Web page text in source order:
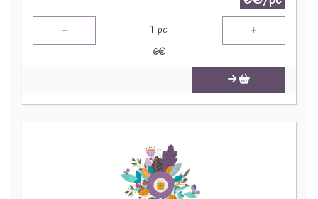
- 1 pc +
6€